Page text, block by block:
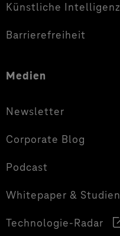
Künstliche Intelligenz
Barrierefreiheit
Medien
Newsletter
Corporate Blog
Podcast
Whitepaper & Studien
Technologie-Radar